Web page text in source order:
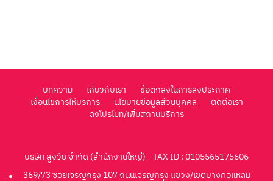
บทความ เกี่ยวกับเรา
ข้อตกลงในการลงประกาศ
เงื่อนไขการให้บริการ
นโยบายข้อมูลส่วนบุคคล
ติดต่อเรา
ลงโปรโมท/เพิ่มสถานบริการ
บริษัท สูงวัย จำกัด (สำนักงานใหญ่) - TAX ID : 0105565175606
369/73 ซอยเจริญกรุง 107 ถนนเจริญกรุง แขวง/เขตบางคอแหลม